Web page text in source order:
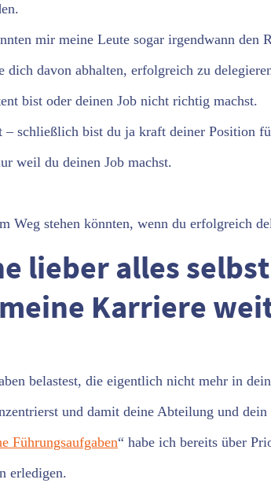
mir meine Leute sogar irgendwann den
davon abhalten, erfolgreich zu
bist oder deinen Job nicht richtig machst.
schließlich bist du ja kraft deiner Position
weil du deinen Job machst.
Weg stehen könnten, wenn du erfolgreich
lieber alles
Karriere
belastest, die eigentlich nicht mehr in
und damit deine Abteilung und dein
Führungsaufgaben“ habe ich bereits über
erledigen.